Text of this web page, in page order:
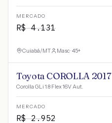
MERCADO
R$4.131
Cuiabá/MT Masc · 45+
Toyota COROLLA 2017
Corolla GLi 1.8 Flex 16V Aut.
MERCADO
R$2.952